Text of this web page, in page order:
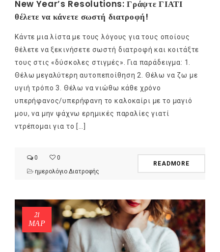
New Year’s Resolutions: Γράψτε ΓΙΑΤΙ
θέλετε να κάνετε σωστή διατροφή!
Κάντε μια λίστα με τους λόγους για τους οποίους
θέλετε να ξεκινήσετε σωστή διατροφή και κοιτάξτε
τους στις «δύσκολες στιγμές». Για παράδειγμα: 1.
Θέλω μεγαλύτερη αυτοπεποίθηση 2. Θέλω να ζω με
υγιή τρόπο 3. Θέλω να νιώθω κάθε χρόνο
υπερήφανος/υπερήφανη το καλοκαίρι με το μαγιό
μου, να μην ψάχνω ερημικές παραλίες γιατί
ντρέπομαι για το […]
0
0
ημερολόγιο Διατροφής
READMORE
21
ΜΑΡ